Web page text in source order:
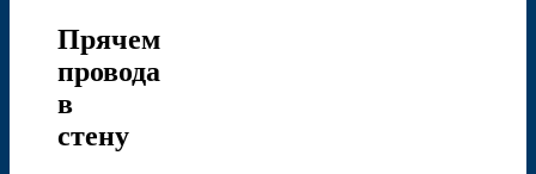
Прячем
провода
в
стену